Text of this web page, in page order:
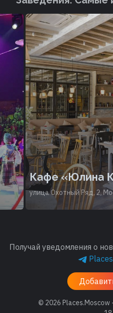
Кафе «Юлина
улица Охотный Ряд, 2,
Получай уведомления о
© 2026 Places.Moscow